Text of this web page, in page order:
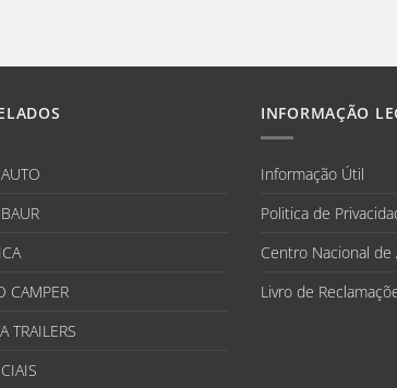
CAMPER
TRAILERS
INFORMAÇÃO
Informação Útil
Politica de
Centro Nacional de
Livro de